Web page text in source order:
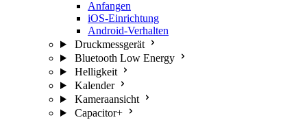
Anfangen
iOS-Einrichtung
Android-Verhalten
Druckmessgerät
Bluetooth Low Energy
Helligkeit
Kalender
Kameraansicht
Capacitor+